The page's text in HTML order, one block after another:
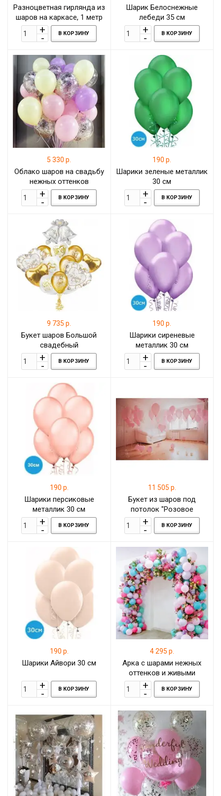
Разноцветная гирлянда из
шаров на каркасе, 1 метр
В КОРЗИНУ
Шарик Белоснежные
лебеди 35 см
В КОРЗИНУ
5 330 р.
Облако шаров на свадьбу
нежных оттенков
В КОРЗИНУ
190 р.
Шарики зеленые металлик
30 см
В КОРЗИНУ
9 735 р.
Букет шаров Большой
свадебный
В КОРЗИНУ
190 р.
Шарики сиреневые
металлик 30 см
В КОРЗИНУ
190 р.
Шарики персиковые
металлик 30 см
В КОРЗИНУ
11 505 р.
Букет из шаров под
потолок "Розовое
настроение"
В КОРЗИНУ
190 р.
Шарики Айвори 30 см
В КОРЗИНУ
4 295 р.
Арка с шарами нежных
оттенков и живыми
цветами, 1 метр
В КОРЗИНУ